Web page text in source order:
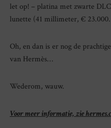
let op! – platina met zwarte
lunette (41 millimeter, € 23.000.
Oh, en dan is er nog de
van Hermès…
Wederom, wauw.
Voor meer informatie, zie